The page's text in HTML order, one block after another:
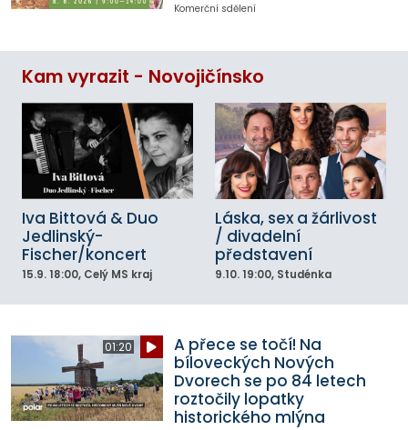
Komerční sdělení
Kam vyrazit - Novojičínsko
Iva Bittová & Duo
Jedlinský-
Fischer/koncert
15.9. 18:00, Celý MS kraj
Láska, sex a žárlivost
/ divadelní
představení
9.10. 19:00, Studénka
01:20
A přece se točí! Na
bíloveckých Nových
Dvorech se po 84 letech
roztočily lopatky
historického mlýna